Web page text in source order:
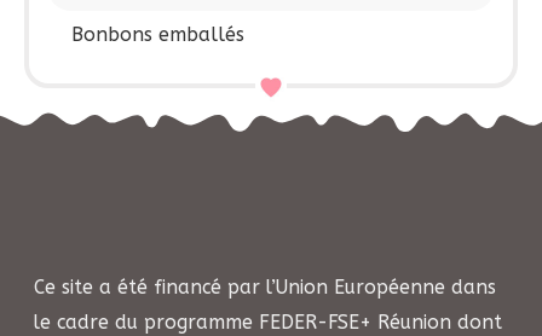
Bonbons emballés
Ce site a été financé par l’Union Européenne dans
le cadre du programme FEDER-FSE+ Réunion dont